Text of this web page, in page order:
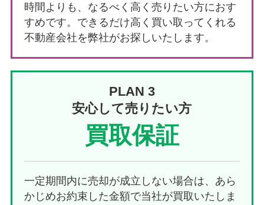
時間よりも、なるべく高く売りたい方におす
すめです。できるだけ高く買い取ってくれる
不動産会社を弊社がお探しいたします。
PLAN 3
安心して売りたい方
買取保証
一定期間内に売却が成立しない場合は、あら
かじめお約束した金額で当社が買取いたしま